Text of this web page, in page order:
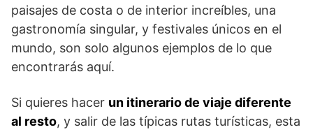
paisajes de costa o de interior increíbles, una
gastronomía singular, y festivales únicos en el
mundo, son solo algunos ejemplos de lo que
encontrarás aquí.
Si quieres hacer un itinerario de viaje diferente
al resto, y salir de las típicas rutas turísticas, esta